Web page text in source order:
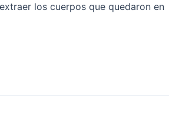
los cuerpos que quedaron en